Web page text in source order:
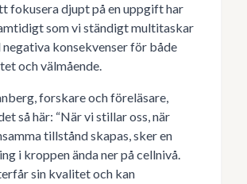
fokusera djupt på en uppgift har
som vi ständigt multitaskar
negativa konsekvenser för både
och välmående.
forskare och föreläsare,
så här: “När vi stillar oss, när
tillstånd skapas, sker en
i kroppen ända ner på cellnivå.
sin kvalitet och kan